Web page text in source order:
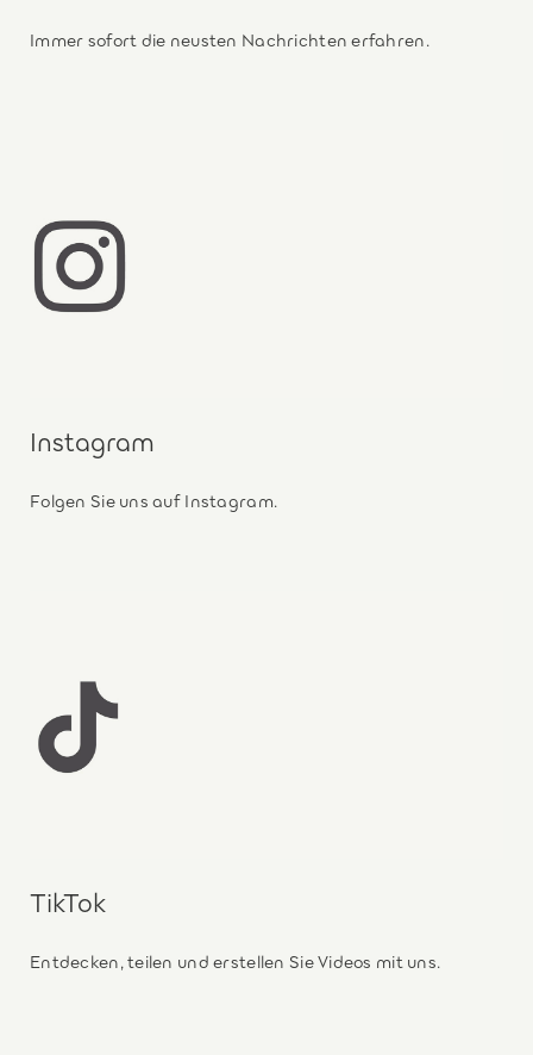
Immer sofort die neusten Nachrichten erfahren.
Instagram
Folgen Sie uns auf Instagram.
TikTok
Entdecken, teilen und erstellen Sie Videos mit uns.